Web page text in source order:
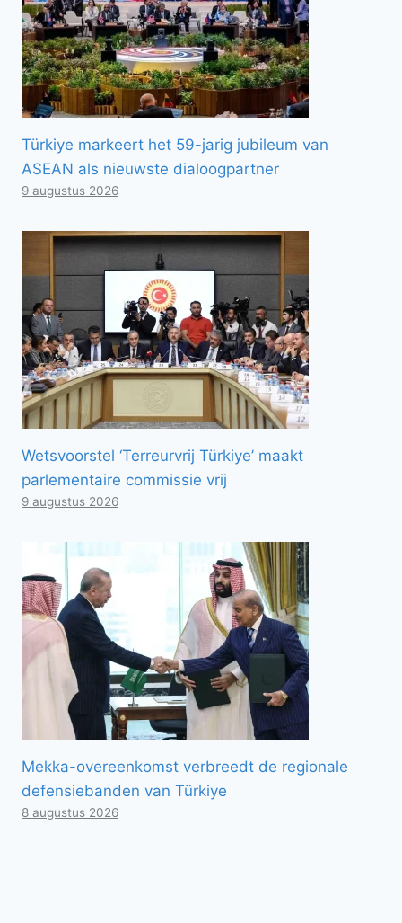
Türkiye markeert het 59-jarig jubileum van
ASEAN als nieuwste dialoogpartner
9 augustus 2026
Wetsvoorstel ‘Terreurvrij Türkiye’ maakt
parlementaire commissie vrij
9 augustus 2026
Mekka-overeenkomst verbreedt de regionale
defensiebanden van Türkiye
8 augustus 2026